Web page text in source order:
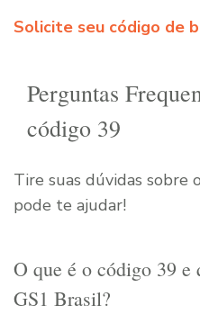
Solicite seu código de
Perguntas
código 39
Tire suas dúvidas sobre
pode te ajudar!
O que é o código 39 e
GS1 Brasil?